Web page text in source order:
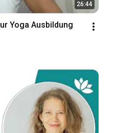
26:44
Yoga Ausbildung